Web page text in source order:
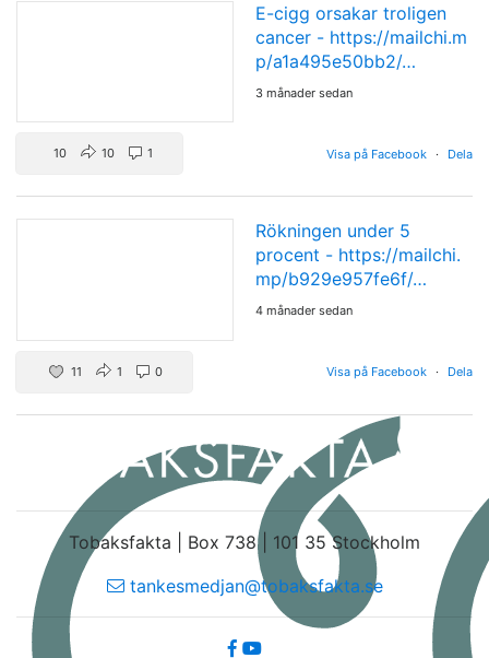
E-cigg orsakar troligen
cancer - https://mailchi.m
p/a1a495e50bb2/…
3 månader sedan
Visa på Facebook · Dela
10 10 1
Rökningen under 5
procent - https://mailchi.
mp/b929e957fe6f/…
4 månader sedan
Visa på Facebook · Dela
11 1 0
Tobaksfakta | Box 738 | 101 35 Stockholm
tankesmedjan@tobaksfakta.se